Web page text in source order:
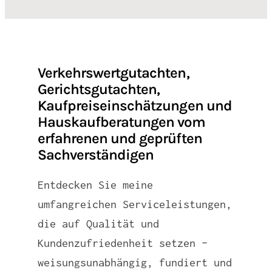
Verkehrswertgutachten,
Gerichtsgutachten,
Kaufpreiseinschätzungen und
Hauskaufberatungen vom
erfahrenen und geprüften
Sachverständigen
Entdecken Sie meine
umfangreichen Serviceleistungen,
die auf Qualität und
Kundenzufriedenheit setzen –
weisungsunabhängig, fundiert und